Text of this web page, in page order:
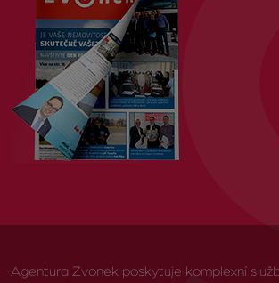
Agentura Zvonek poskytuje komplexní